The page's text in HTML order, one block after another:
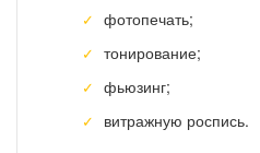
фотопечать;
тонирование;
фьюзинг;
витражную роспись.